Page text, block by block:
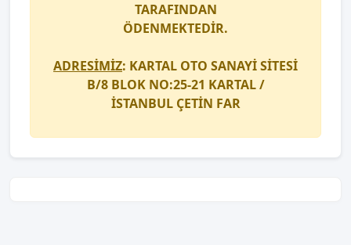
TARAFINDAN
ÖDENMEKTEDİR.
ADRESİMİZ: KARTAL OTO SANAYİ SİTESİ
B/8 BLOK NO:25-21 KARTAL /
İSTANBUL ÇETİN FAR